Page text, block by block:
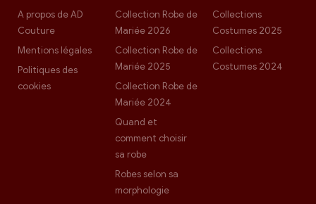
A propos de AD
Couture
Mentions légales
Politiques des
cookies
Collection Robe de
Mariée 2026
Collection Robe de
Mariée 2025
Collection Robe de
Mariée 2024
Quand et
comment choisir
sa robe
Robes selon sa
morphologie
Collections
Costumes 2025
Collections
Costumes 2024